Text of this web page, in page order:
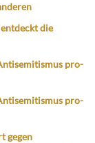
die
pro-
pro-
gegen